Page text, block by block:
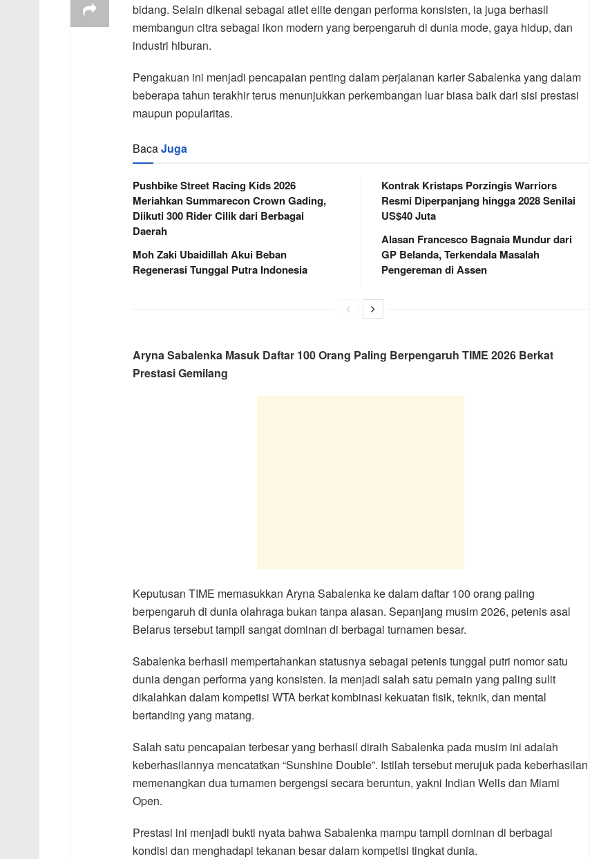
bidang. Selain dikenal sebagai atlet elite dengan performa konsisten, ia juga berhasil
membangun citra sebagai ikon modern yang berpengaruh di dunia mode, gaya hidup, dan
industri hiburan.
Pengakuan ini menjadi pencapaian penting dalam perjalanan karier Sabalenka yang dalam
beberapa tahun terakhir terus menunjukkan perkembangan luar biasa baik dari sisi prestasi
maupun popularitas.
BacaJuga
Pushbike Street Racing Kids 2026
Meriahkan Summarecon Crown Gading,
Diikuti 300 Rider Cilik dari Berbagai
Daerah
Moh Zaki Ubaidillah Akui Beban
Regenerasi Tunggal Putra Indonesia
Kontrak Kristaps Porzingis Warriors
Resmi Diperpanjang hingga 2028 Senilai
US$40 Juta
Alasan Francesco Bagnaia Mundur dari
GP Belanda, Terkendala Masalah
Pengereman di Assen
Aryna Sabalenka Masuk Daftar 100 Orang Paling Berpengaruh TIME 2026 Berkat
Prestasi Gemilang
Keputusan TIME memasukkan Aryna Sabalenka ke dalam daftar 100 orang paling
berpengaruh di dunia olahraga bukan tanpa alasan. Sepanjang musim 2026, petenis asal
Belarus tersebut tampil sangat dominan di berbagai turnamen besar.
Sabalenka berhasil mempertahankan statusnya sebagai petenis tunggal putri nomor satu
dunia dengan performa yang konsisten. Ia menjadi salah satu pemain yang paling sulit
dikalahkan dalam kompetisi WTA berkat kombinasi kekuatan fisik, teknik, dan mental
bertanding yang matang.
Salah satu pencapaian terbesar yang berhasil diraih Sabalenka pada musim ini adalah
keberhasilannya mencatatkan “Sunshine Double”. Istilah tersebut merujuk pada keberhasilan
memenangkan dua turnamen bergengsi secara beruntun, yakni Indian Wells dan Miami
Open.
Prestasi ini menjadi bukti nyata bahwa Sabalenka mampu tampil dominan di berbagai
kondisi dan menghadapi tekanan besar dalam kompetisi tingkat dunia.